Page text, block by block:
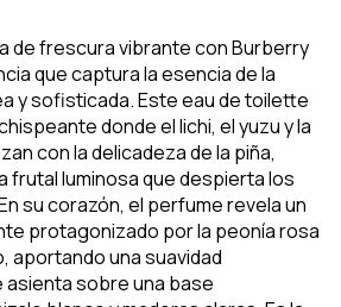
de frescura vibrante con Burberry
que captura la esencia de la
y sofisticada. Este eau de toilette
donde el lichi, el yuzu y la
con la delicadeza de la piña,
frutal luminosa que despierta los
su corazón, el perfume revela un
protagonizado por la peonía rosa
aportando una suavidad
sobre una base